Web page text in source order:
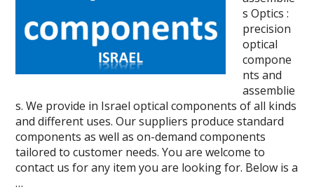
s Optics :
precision
optical
compone
nts and
assemblie
s. We provide in Israel optical components of all kinds
and different uses. Our suppliers produce standard
components as well as on-demand components
tailored to customer needs. You are welcome to
contact us for any item you are looking for. Below is a
…